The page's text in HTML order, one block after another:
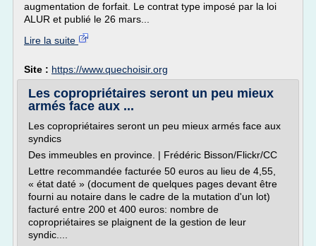
augmentation de forfait. Le contrat type imposé par la loi
ALUR et publié le 26 mars...
Lire la suite
Site : https://www.quechoisir.org
Les copropriétaires seront un peu mieux
armés face aux ...
Les copropriétaires seront un peu mieux armés face aux
syndics
Des immeubles en province. | Frédéric Bisson/Flickr/CC
Lettre recommandée facturée 50 euros au lieu de 4,55,
« état daté » (document de quelques pages devant être
fourni au notaire dans le cadre de la mutation d'un lot)
facturé entre 200 et 400 euros: nombre de
copropriétaires se plaignent de la gestion de leur
syndic....